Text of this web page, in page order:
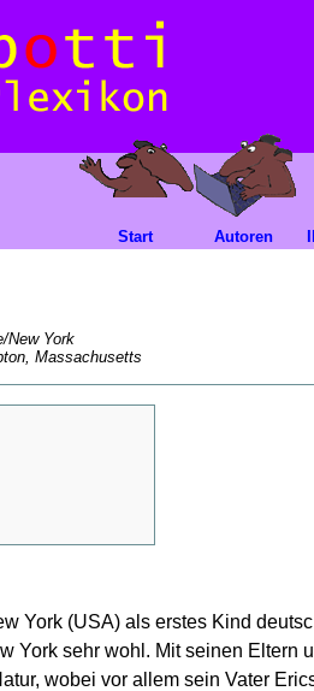
New York
Massachusetts
York (USA) als erstes Kind
York sehr wohl. Mit seinen Eltern
wobei vor allem sein Vater
Start Autoren